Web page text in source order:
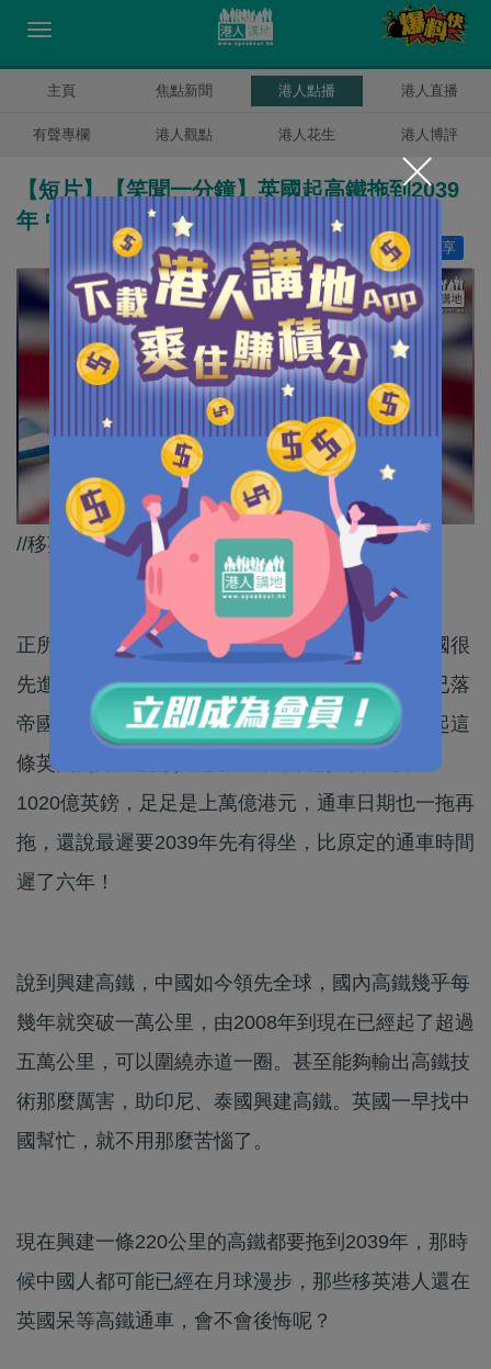
主頁 焦點新聞 港人點播 港人直播
有聲專欄 港人觀點 港人花生 港人博評
【短片】【笑聞一分鐘】英國起高鐵拖到2039
年 中國人登月都未起好？
分享
讚好 24
//移英港人有冇後悔呀？冇計啦，條路自己揀！//
正所謂沒有比較就沒有傷害，有一群港人以為英國很
先進，還舉家移民到當地生活，實際上這個「日已落
帝國」非常窮困，連興建一條高鐵都沒有錢。說起這
條英國高鐵二號線興建了17年，目前成本飆升至
1020億英鎊，足足是上萬億港元，通車日期也一拖再
拖，還說最遲要2039年先有得坐，比原定的通車時間
遲了六年！
說到興建高鐵，中國如今領先全球，國內高鐵幾乎每
幾年就突破一萬公里，由2008年到現在已經起了超過
五萬公里，可以圍繞赤道一圈。甚至能夠輸出高鐵技
術那麼厲害，助印尼、泰國興建高鐵。英國一早找中
國幫忙，就不用那麼苦惱了。
現在興建一條220公里的高鐵都要拖到2039年，那時
候中國人都可能已經在月球漫步，那些移英港人還在
英國呆等高鐵通車，會不會後悔呢？